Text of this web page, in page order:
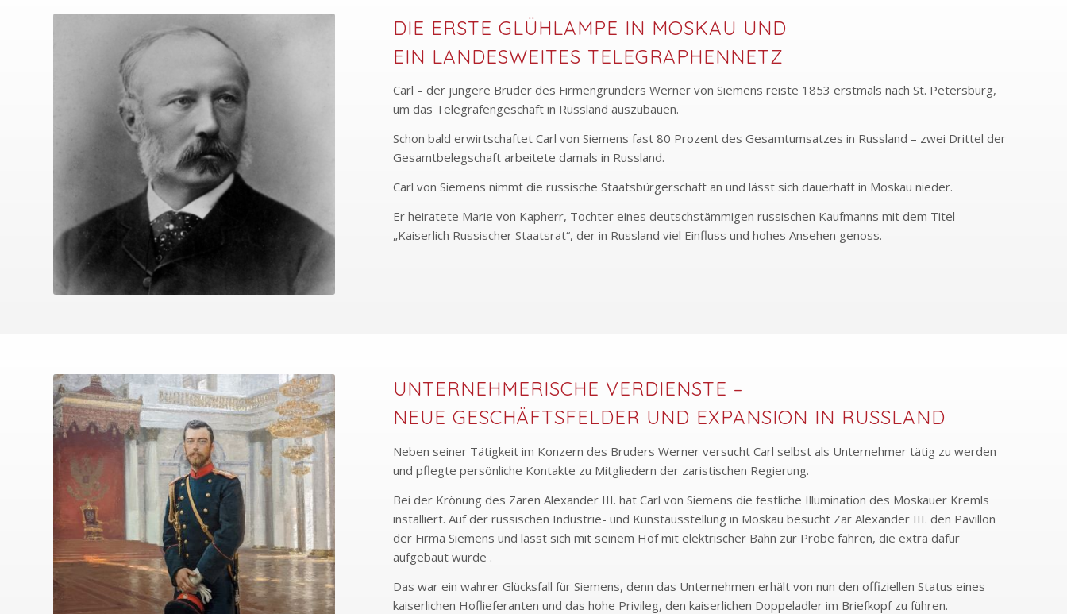
DIE ERSTE GLÜHLAMPE IN MOSKAU UND
EIN LANDESWEITES TELEGRAPHENNETZ
Carl – der jüngere Bruder des Firmengründers Werner von Siemens reiste 1853 erstmals nach St. Petersburg,
um das Telegrafengeschäft in Russland auszubauen.
Schon bald erwirtschaftet Carl von Siemens fast 80 Prozent des Gesamtumsatzes in Russland – zwei Drittel der
Gesamtbelegschaft arbeitete damals in Russland.
Carl von Siemens nimmt die russische Staatsbürgerschaft an und lässt sich dauerhaft in Moskau nieder.
Er heiratete Marie von Kapherr, Tochter eines deutschstämmigen russischen Kaufmanns mit dem Titel
„Kaiserlich Russischer Staatsrat“, der in Russland viel Einfluss und hohes Ansehen genoss.
UNTERNEHMERISCHE VERDIENSTE –
NEUE GESCHÄFTSFELDER UND EXPANSION IN RUSSLAND
Neben seiner Tätigkeit im Konzern des Bruders Werner versucht Carl selbst als Unternehmer tätig zu werden
und pflegte persönliche Kontakte zu Mitgliedern der zaristischen Regierung.
Bei der Krönung des Zaren Alexander III. hat Carl von Siemens die festliche Illumination des Moskauer Kremls
installiert. Auf der russischen Industrie- und Kunstausstellung in Moskau besucht Zar Alexander III. den Pavillon
der Firma Siemens und lässt sich mit seinem Hof mit elektrischer Bahn zur Probe fahren, die extra dafür
aufgebaut wurde .
Das war ein wahrer Glücksfall für Siemens, denn das Unternehmen erhält von nun den offiziellen Status eines
kaiserlichen Hoflieferanten und das hohe Privileg, den kaiserlichen Doppeladler im Briefkopf zu führen.